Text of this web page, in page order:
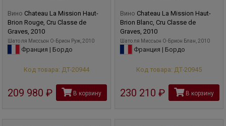
Вино Chateau La Mission Haut-
Brion Rouge, Cru Classe de
Graves, 2010
Шато ля Миcсьон О-Брион Руж, 2010
Франция | Бордо
Код товара: ДТ-20944
209 980 рубВ корзину
Вино Chateau La Mission Haut-
Brion Blanc, Cru Classe de
Graves, 2010
Шато ля Миcсьон О-Брион Блан, 2010
Франция | Бордо
Код товара: ДТ-20945
230 210 рубВ корзину